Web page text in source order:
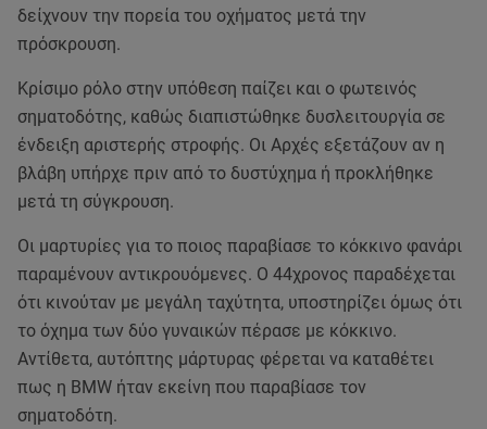
δείχνουν την πορεία του οχήματος μετά την
πρόσκρουση.
Κρίσιμο ρόλο στην υπόθεση παίζει και ο φωτεινός
σηματοδότης, καθώς διαπιστώθηκε δυσλειτουργία σε
ένδειξη αριστερής στροφής. Οι Αρχές εξετάζουν αν η
βλάβη υπήρχε πριν από το δυστύχημα ή προκλήθηκε
μετά τη σύγκρουση.
Οι μαρτυρίες για το ποιος παραβίασε το κόκκινο φανάρι
παραμένουν αντικρουόμενες. Ο 44χρονος παραδέχεται
ότι κινούταν με μεγάλη ταχύτητα, υποστηρίζει όμως ότι
το όχημα των δύο γυναικών πέρασε με κόκκινο.
Αντίθετα, αυτόπτης μάρτυρας φέρεται να καταθέτει
πως η BMW ήταν εκείνη που παραβίασε τον
σηματοδότη.